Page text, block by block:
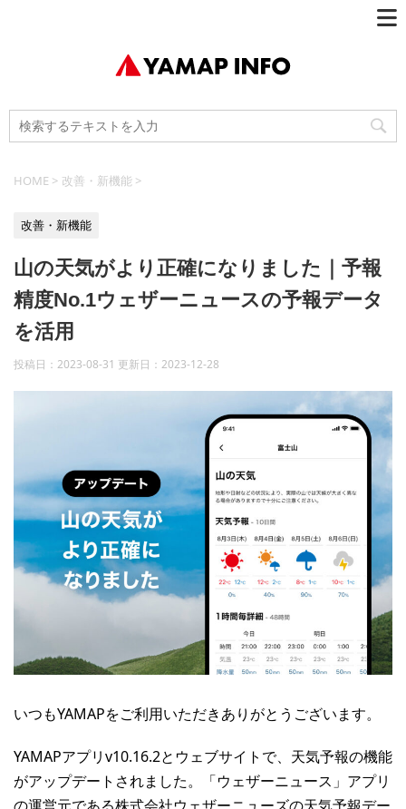
HOME > 改善・新機能 >
改善・新機能
山の天気がより正確になりました｜予報
精度No.1ウェザーニュースの予報データ
を活用
投稿日：2023-08-31 更新日： 2023-12-28
いつもYAMAPをご利用いただきありがとうございます。
YAMAPアプリv10.16.2とウェブサイトで、天気予報の機能
がアップデートされました。「ウェザーニュース」アプリ